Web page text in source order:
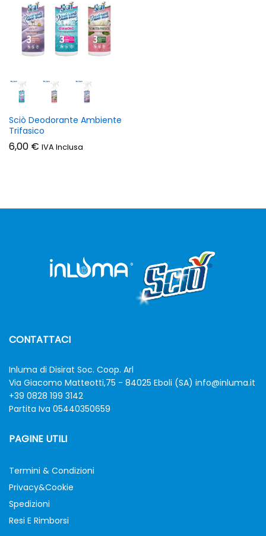
Sciò Deodorante Ambiente
Trifasico
6,00 € IVA Inclusa
CONTATTACI
Inluma di Disirat Soc. Coop. Arl
Via Giacomo Matteotti,75 - 84025 Eboli (SA) info@inluma.it
+39 0828 199 3142
Partita Iva 05440350659
PAGINE UTILI
Termini & Condizioni
Privacy&Cookie
Spedizioni
Resi E Rimborsi